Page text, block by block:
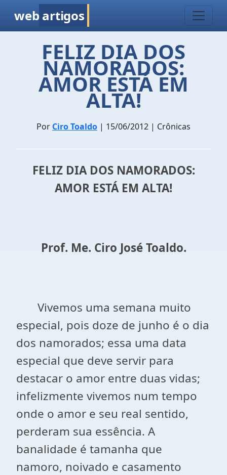
web artigos
FELIZ DIA DOS
NAMORADOS:
AMOR ESTÁ EM
ALTA!
Por Ciro Toaldo | 15/06/2012 | Crônicas
FELIZ DIA DOS NAMORADOS:
AMOR ESTÁ EM ALTA!
Prof. Me. Ciro José Toaldo.
Vivemos uma semana muito
especial, pois doze de junho é o dia
dos namorados; essa uma data
especial que deve servir para
destacar o amor entre duas vidas;
infelizmente vivemos num tempo
onde o amor e seu real sentido,
perderam sua essência. A
banalidade é tamanha que
namoro, noivado e casamento